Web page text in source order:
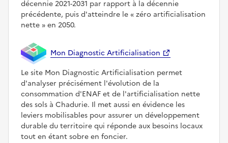
décennie 2021-2031 par rapport à la décennie
précédente, puis d'atteindre le
zéro artificialisation
nette
en 2050.
Mon Diagnostic Artificialisation
Le site Mon Diagnostic Artificialisation permet
d'analyser précisément l'évolution de la
consommation d'ENAF et de l'artificialisation nette
des sols à Chadurie. Il met aussi en évidence les
leviers mobilisables pour assurer un développement
durable du territoire qui réponde aux besoins locaux
tout en étant sobre en foncier.